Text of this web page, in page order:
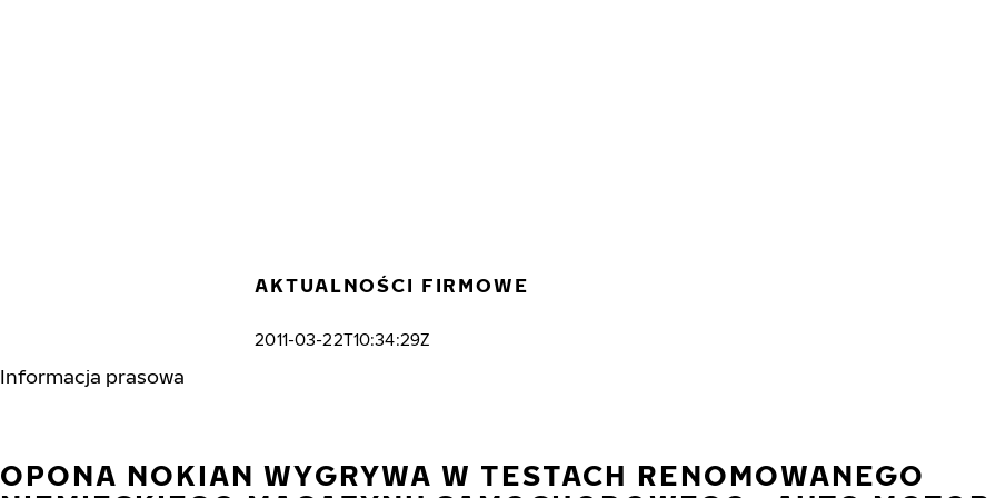
AKTUALNOŚCI FIRMOWE
2011-03-22T10:34:29Z
Informacja prasowa
OPONA NOKIAN WYGRYWA W TESTACH RENOMOWANEGO